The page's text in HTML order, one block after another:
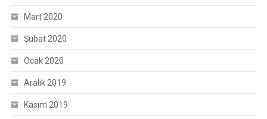
Mart 2020
Şubat 2020
Ocak 2020
Aralık 2019
Kasım 2019